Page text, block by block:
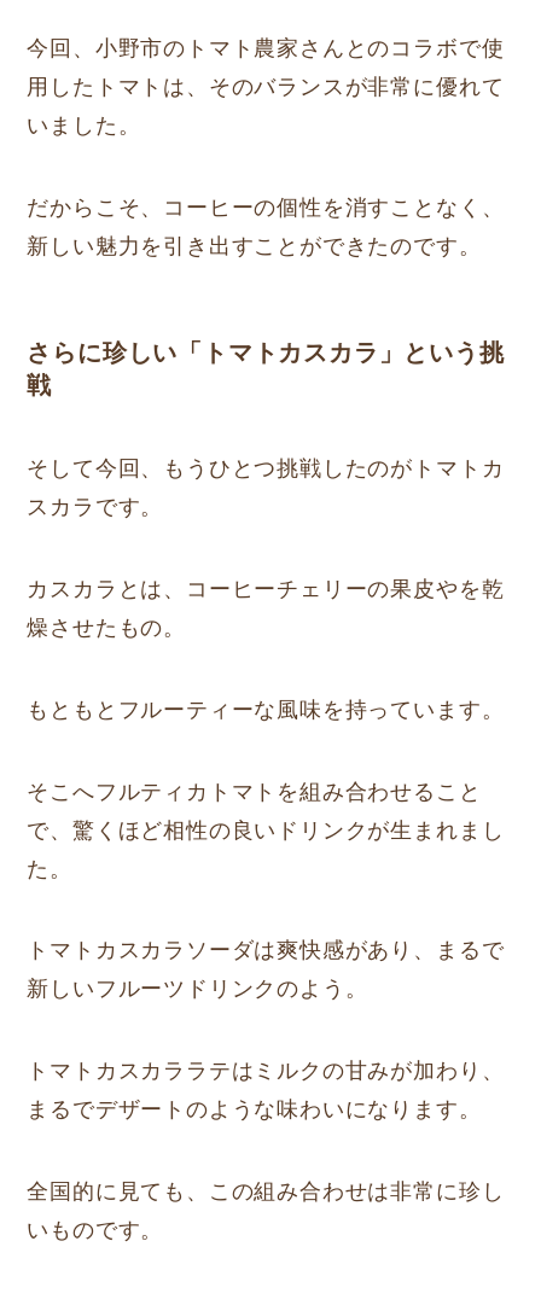
今回、小野市のトマト農家さんとのコラボで使
用したトマトは、そのバランスが非常に優れて
いました。
だからこそ、コーヒーの個性を消すことなく、
新しい魅力を引き出すことができたのです。
さらに珍しい「トマトカスカラ」という挑
戦
そして今回、もうひとつ挑戦したのがトマトカ
スカラです。
カスカラとは、コーヒーチェリーの果皮やを乾
燥させたもの。
もともとフルーティーな風味を持っています。
そこへフルティカトマトを組み合わせること
で、驚くほど相性の良いドリンクが生まれまし
た。
トマトカスカラソーダは爽快感があり、まるで
新しいフルーツドリンクのよう。
トマトカスカララテはミルクの甘みが加わり、
まるでデザートのような味わいになります。
全国的に見ても、この組み合わせは非常に珍し
いものです。